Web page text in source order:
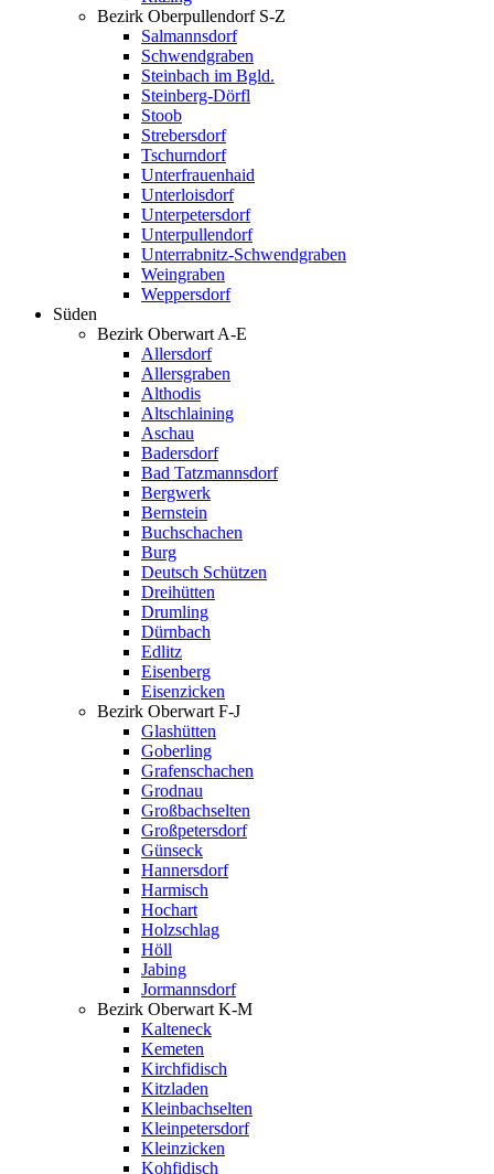
Bezirk Oberpullendorf S-Z
Salmannsdorf
Schwendgraben
Steinbach im Bgld.
Steinberg-Dörfl
Stoob
Strebersdorf
Tschurndorf
Unterfrauenhaid
Unterloisdorf
Unterpetersdorf
Unterpullendorf
Unterrabnitz-Schwendgraben
Weingraben
Weppersdorf
Süden
Bezirk Oberwart A-E
Allersdorf
Allersgraben
Althodis
Altschlaining
Aschau
Badersdorf
Bad Tatzmannsdorf
Bergwerk
Bernstein
Buchschachen
Burg
Deutsch Schützen
Dreihütten
Drumling
Dürnbach
Edlitz
Eisenberg
Eisenzicken
Bezirk Oberwart F-J
Glashütten
Goberling
Grafenschachen
Grodnau
Großbachselten
Großpetersdorf
Günseck
Hannersdorf
Harmisch
Hochart
Holzschlag
Höll
Jabing
Jormannsdorf
Bezirk Oberwart K-M
Kalteneck
Kemeten
Kirchfidisch
Kitzladen
Kleinbachselten
Kleinpetersdorf
Kleinzicken
Kohfidisch